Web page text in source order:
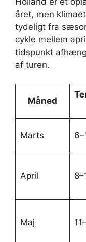
året, men
tydeligt fra
cykle mellem
tidspunkt
af turen.
Måned
Marts
April
Maj